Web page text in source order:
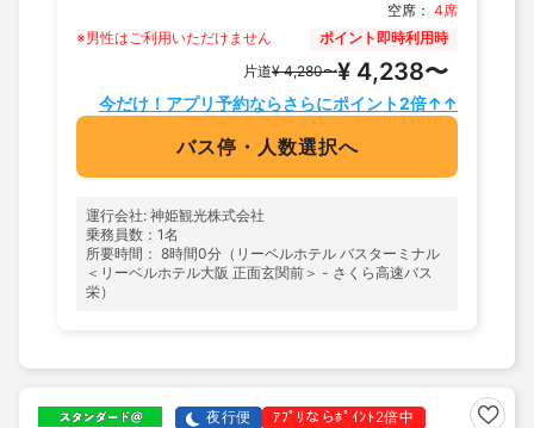
空席： 4席
※男性はご利用いただけません
ポイント即時利用時
片道¥ 4,280〜¥ 4,238〜
今だけ！アプリ予約ならさらにポイント2倍↑↑
バス停・人数選択へ
運行会社: 神姫観光株式会社
乗務員数：1名
所要時間： 8時間0分（リーベルホテル バスターミナル
＜リーベルホテル大阪 正面玄関前＞ - さくら高速バス
栄）
夜行便 ｱﾌﾟﾘならﾎﾟｲﾝﾄ2倍中